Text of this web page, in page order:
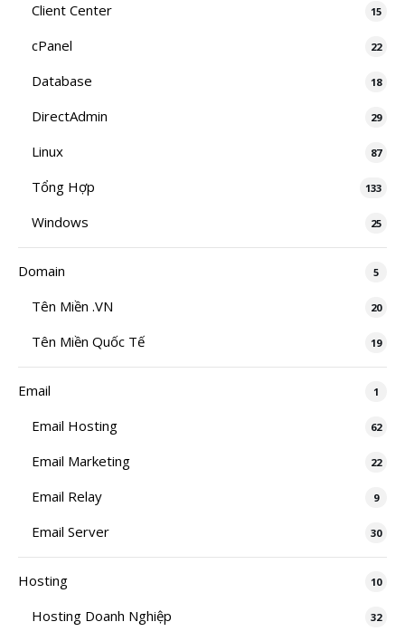
Client Center 15
cPanel 22
Database 18
DirectAdmin 29
Linux 87
Tổng Hợp 133
Windows 25
Domain 5
Tên Miền .VN 20
Tên Miền Quốc Tế 19
Email 1
Email Hosting 62
Email Marketing 22
Email Relay 9
Email Server 30
Hosting 10
Hosting Doanh Nghiệp 32